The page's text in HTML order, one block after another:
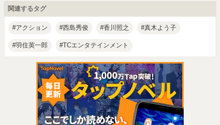
関連するタグ
アクション 西島秀俊 香川照之 真木よう子
羽住英一郎 TCエンタテインメント